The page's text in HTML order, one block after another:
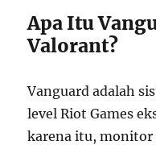
Apa Itu
Valorant?
Vanguard adalah
level Riot Games
karena itu, monitor